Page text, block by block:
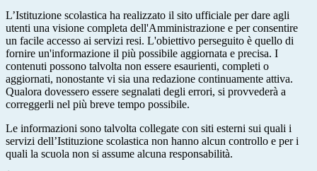
L’Istituzione scolastica ha realizzato il sito ufficiale per dare agli
utenti una visione completa dell'Amministrazione e per consentire
un facile accesso ai servizi resi. L'obiettivo perseguito è quello di
fornire un'informazione il più possibile aggiornata e precisa. I
contenuti possono talvolta non essere esaurienti, completi o
aggiornati, nonostante vi sia una redazione continuamente attiva.
Qualora dovessero essere segnalati degli errori, si provvederà a
correggerli nel più breve tempo possibile.
Le informazioni sono talvolta collegate con siti esterni sui quali i
servizi dell’Istituzione scolastica non hanno alcun controllo e per i
quali la scuola non si assume alcuna responsabilità.